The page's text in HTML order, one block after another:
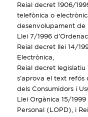
Reial decret 1906/
telefònica o
desenvolupament de
Llei 7/1996
Reial decret llei 14/
Electrònica,
Reial decret
s’aprova el text refós
dels Consumidors i
Llei Orgànica 15/
Personal (LOPD), i